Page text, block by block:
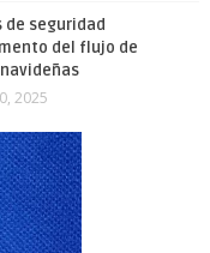
de seguridad
del flujo de
2025